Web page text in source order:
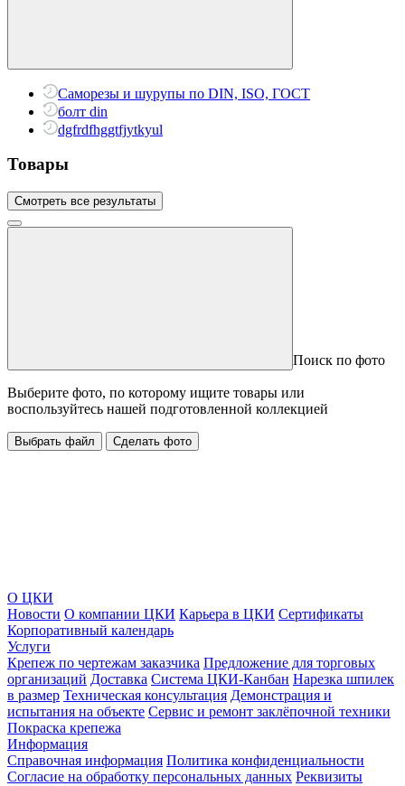
Саморезы и шурупы по DIN, ISO, ГОСТ
болт din
dgfrdfhggtfjytkyul
Товары
Смотреть все результаты
Поиск по фото
Выберите фото, по которому ищите товары или
воспользуйтесь нашей подготовленной коллекцией
Выбрать файл Сделать фото
О ЦКИ
Новости О компании ЦКИ Карьера в ЦКИ Сертификаты
Корпоративный календарь
Услуги
Крепеж по чертежам заказчика Предложение для торговых
организаций Доставка Система ЦКИ-Канбан Нарезка шпилек
в размер Техническая консультация Демонстрация и
испытания на объекте Сервис и ремонт заклёпочной техники
Покраска крепежа
Информация
Справочная информация Политика конфиденциальности
Согласие на обработку персональных данных Реквизиты